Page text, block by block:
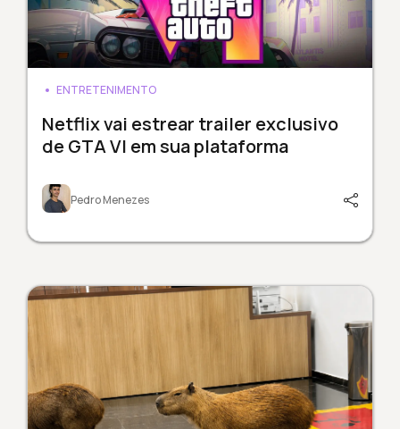
ENTRETENIMENTO
Netflix vai estrear trailer exclusivo
de GTA VI em sua plataforma
Pedro Menezes